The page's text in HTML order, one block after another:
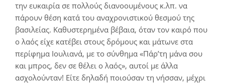
την ευκαιρία σε πολλούς διανοουμένους κ.λπ. να
πάρουν θέση κατά του αναχρονιστικού θεσμού της
βασιλείας. Καθυστερημένα βέβαια, όταν τον καιρό που
ο λαός είχε κατέβει στους δρόμους και μάτωνε στα
περίφημα Ιουλιανά, με το σύνθημα «Πάρ’τη μάνα σου
και μπρος, δεν σε θέλει ο λαός», αυτοί με άλλα
ασχολούνταν! Είτε δηλαδή ποιούσαν τη νήσσαν, μέχρι